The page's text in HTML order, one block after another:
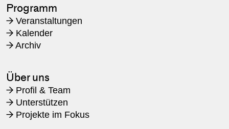
Programm
→ Veranstaltungen
→ Kalender
→ Archiv
Über uns
→ Profil & Team
→ Unterstützen
→ Projekte im Fokus